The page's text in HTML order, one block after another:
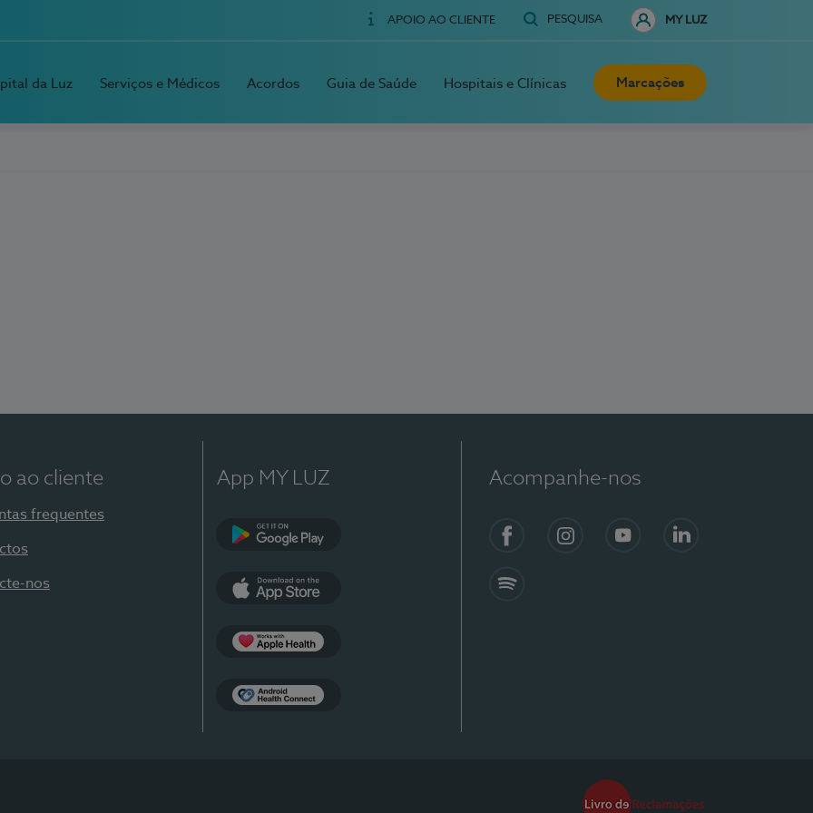
APOIO AO CLIENTE PESQUISA MY LUZ
da Luz Serviços e Médicos Acordos Guia de Saúde Hospitais e Clínicas Marcações
ao cliente
frequentes
nos
App MY LUZ Acompanhe-nos